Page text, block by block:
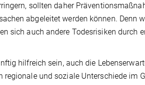
sollten daher
abgeleitet werden können. Denn
sich auch andere Todesrisiken durch
hilfreich sein, auch die
regionale und soziale Unterschiede im